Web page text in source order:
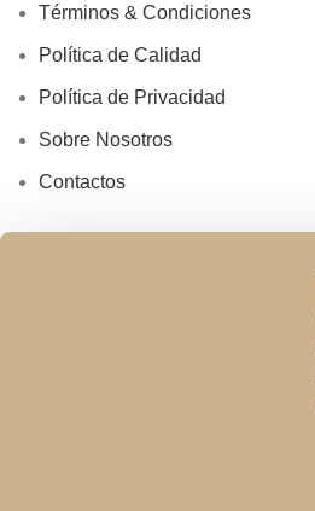
Términos & Condiciones
Política de Calidad
Política de Privacidad
Sobre Nosotros
Contactos